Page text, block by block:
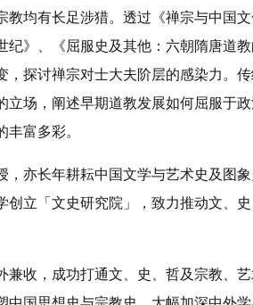
均有长足涉猎。透过《禅宗与中国
》、《屈服史及其他：六朝隋唐道教
探讨禅宗对士大夫阶层的感染力。
场，阐述早期道教发展如何屈服于
富多彩。
亦长年耕耘中国文学与艺术史及图
立「文史研究院」，致力推动文、
收，成功打通文、史、哲及宗教、